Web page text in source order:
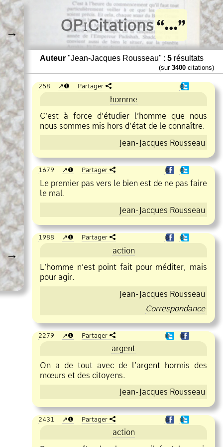
→
→
OPiCitations
Auteur "Jean-Jacques Rousseau" : 5 résultats
(sur 3400 citations)
258 ❶ Partager ❶
homme
C’est à force d’étudier l’homme que nous
nous sommes mis hors d’état de le connaître.
Jean Jacques Rousseau
1679 ❶ Partager ❶ ❶
Le premier pas vers le bien est de ne pas faire
le mal.
Jean Jacques Rousseau
1988 ❶ Partager ❶ ❶
action
L’homme n’est point fait pour méditer, mais
pour agir.
Jean Jacques Rousseau
Correspondance
2279 ❶ Partager ❶ ❶
argent
On a de tout avec de l’argent hormis des
mœurs et des citoyens.
Jean Jacques Rousseau
2431 ❶ Partager ❶ ❶
action